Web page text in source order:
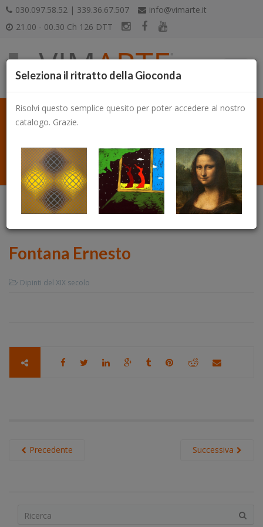
030.097.58.52 | 339.36.67.507
info@vimarte.it
21.00 - 00.30 Ch 126 DTT
Fontana Ernesto
Dipinti del XIX secolo
Successiva
Precedente
Seleziona il ritratto della Gioconda
Risolvi questo semplice quesito per poter accedere al nostro
catalogo. Grazie.